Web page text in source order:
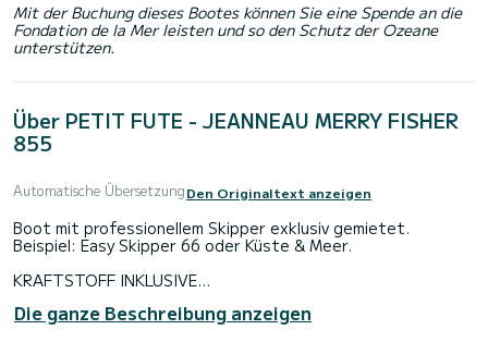
Mit der Buchung dieses Bootes können Sie eine Spende an die
Fondation de la Mer leisten und so den Schutz der Ozeane
unterstützen.
Über PETIT FUTE - JEANNEAU MERRY FISHER
855
Automatische ÜbersetzungDen Originaltext anzeigen
Boot mit professionellem Skipper exklusiv gemietet.
Beispiel: Easy Skipper 66 oder Küste & Meer.
KRAFTSTOFF INKLUSIVE
Verpflichtende Optionen vor Ort zu zahlen:
Skipperpauschale und Treibstoff
Die ganze Beschreibung anzeigen